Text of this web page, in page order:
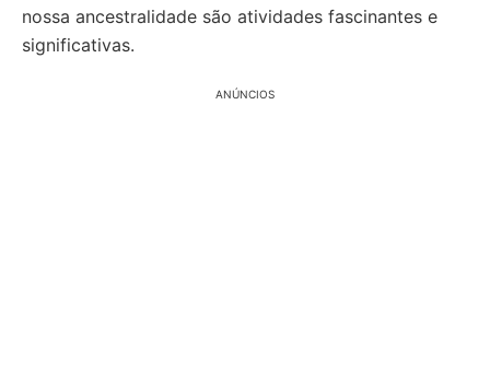
nossa ancestralidade são atividades fascinantes e
significativas.
ANÚNCIOS